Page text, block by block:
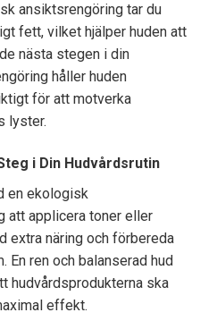
ansiktsrengöring tar du
fett, vilket hjälper huden att
nästa stegen i din
håller huden
för att motverka
lyster.
i Din Hudvårdsrutin
en ekologisk
att applicera toner eller
extra näring och förbereda
En ren och balanserad hud
hudvårdsprodukterna ska
effekt.